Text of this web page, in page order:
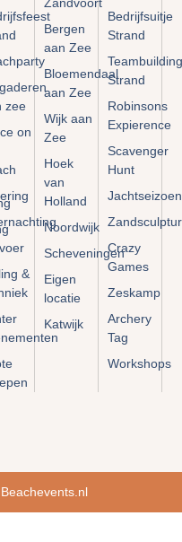
Bedrijfsuitje
Strand
Teambuilding
Strand
Robinsons
Expierence
Scavenger
Hunt
Jachtseizoen
Crazy
Games
Zeskamp
Archery
Tag
Workshops
Bergen
aan Zee
Bloemendaal
aan Zee
Wijk aan
Zee
Hoek
van
Holland
Noordwijk
Scheveningen
Eigen
locatie
Katwijk
zee
on
&